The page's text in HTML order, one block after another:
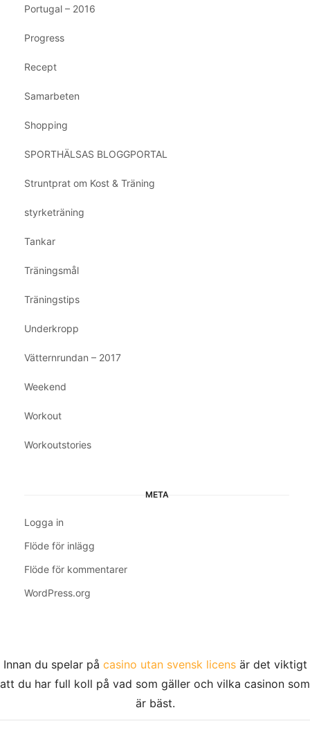
Portugal – 2016
Progress
Recept
Samarbeten
Shopping
SPORTHÄLSAS BLOGGPORTAL
Struntprat om Kost & Träning
styrketräning
Tankar
Träningsmål
Träningstips
Underkropp
Vätternrundan – 2017
Weekend
Workout
Workoutstories
META
Logga in
Flöde för inlägg
Flöde för kommentarer
WordPress.org
Innan du spelar på casino utan svensk licensär det viktigt
att du har full koll på vad som gäller och vilka casinon som
är bäst.